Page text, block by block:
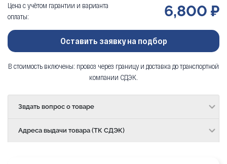
Цена с учётом гарантии и варианта
оплаты:
6,800 ₽
Оставить заявку на подбор
В стоимость включены: провоз через границу и доставка до транспортной
компании СДЭК.
Звдать вопрос о товаре
Адреса выдачи товара (ТК СДЭК)